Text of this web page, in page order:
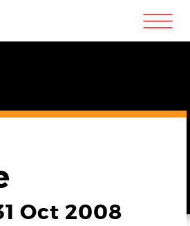
m
Oct 2008